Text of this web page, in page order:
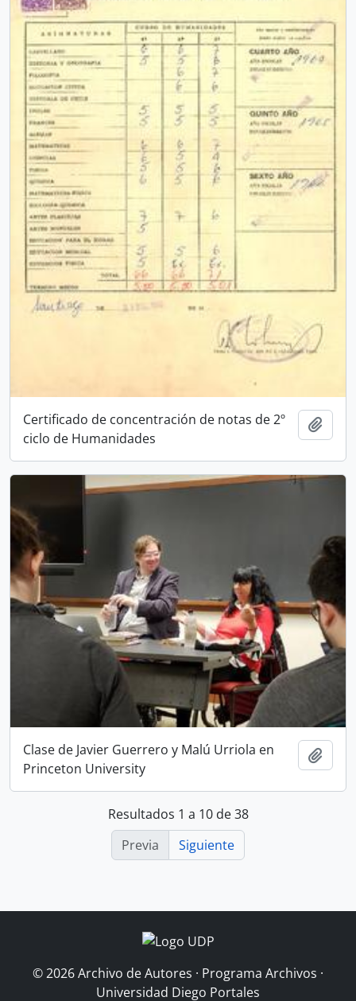
Certificado de concentración de notas de 2º
ciclo de Humanidades
Clase de Javier Guerrero y Malú Urriola en
Princeton University
Resultados 1 a 10 de 38
Previa
Siguiente
© 2026 Archivo de Autores · Programa Archivos ·
Universidad Diego Portales